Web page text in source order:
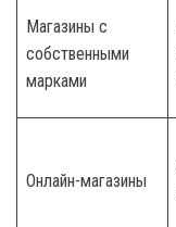
Магазины с
собственными
марками
Онлайн-магазины